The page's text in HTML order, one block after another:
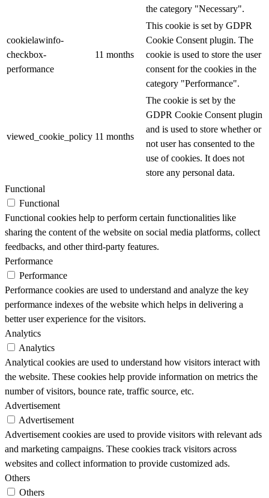
the category "Necessary".
cookielawinfo-
checkbox-
performance
11 months
This cookie is set by GDPR
Cookie Consent plugin. The
cookie is used to store the user
consent for the cookies in the
category "Performance".
viewed_cookie_policy 11 months
The cookie is set by the
GDPR Cookie Consent plugin
and is used to store whether or
not user has consented to the
use of cookies. It does not
store any personal data.
Functional
Functional
Functional cookies help to perform certain functionalities like
sharing the content of the website on social media platforms, collect
feedbacks, and other third-party features.
Performance
Performance
Performance cookies are used to understand and analyze the key
performance indexes of the website which helps in delivering a
better user experience for the visitors.
Analytics
Analytics
Analytical cookies are used to understand how visitors interact with
the website. These cookies help provide information on metrics the
number of visitors, bounce rate, traffic source, etc.
Advertisement
Advertisement
Advertisement cookies are used to provide visitors with relevant ads
and marketing campaigns. These cookies track visitors across
websites and collect information to provide customized ads.
Others
Others